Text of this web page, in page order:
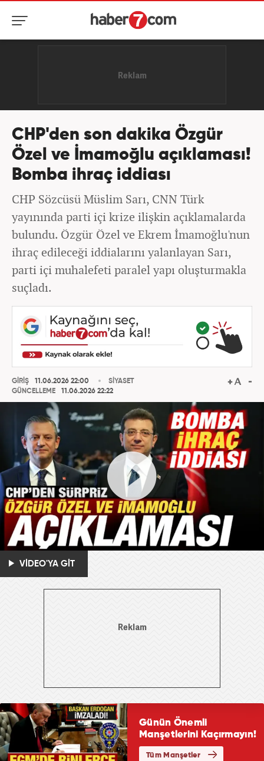
CHP'den son dakika Özgür
Özel ve İmamoğlu açıklaması!
Bomba ihraç iddiası
CHP Sözcüsü Müslim Sarı, CNN Türk
yayınında parti içi krize ilişkin açıklamalarda
bulundu. Özgür Özel ve Ekrem İmamoğlu'nun
ihraç edileceği iddialarını yalanlayan Sarı,
parti içi muhalefeti paralel yapı oluşturmakla
suçladı.
GİRİŞ
11.06.2026 22:00
GÜNCELLEME
11.06.2026 22:22
SİYASET
VİDEO'YA GİT